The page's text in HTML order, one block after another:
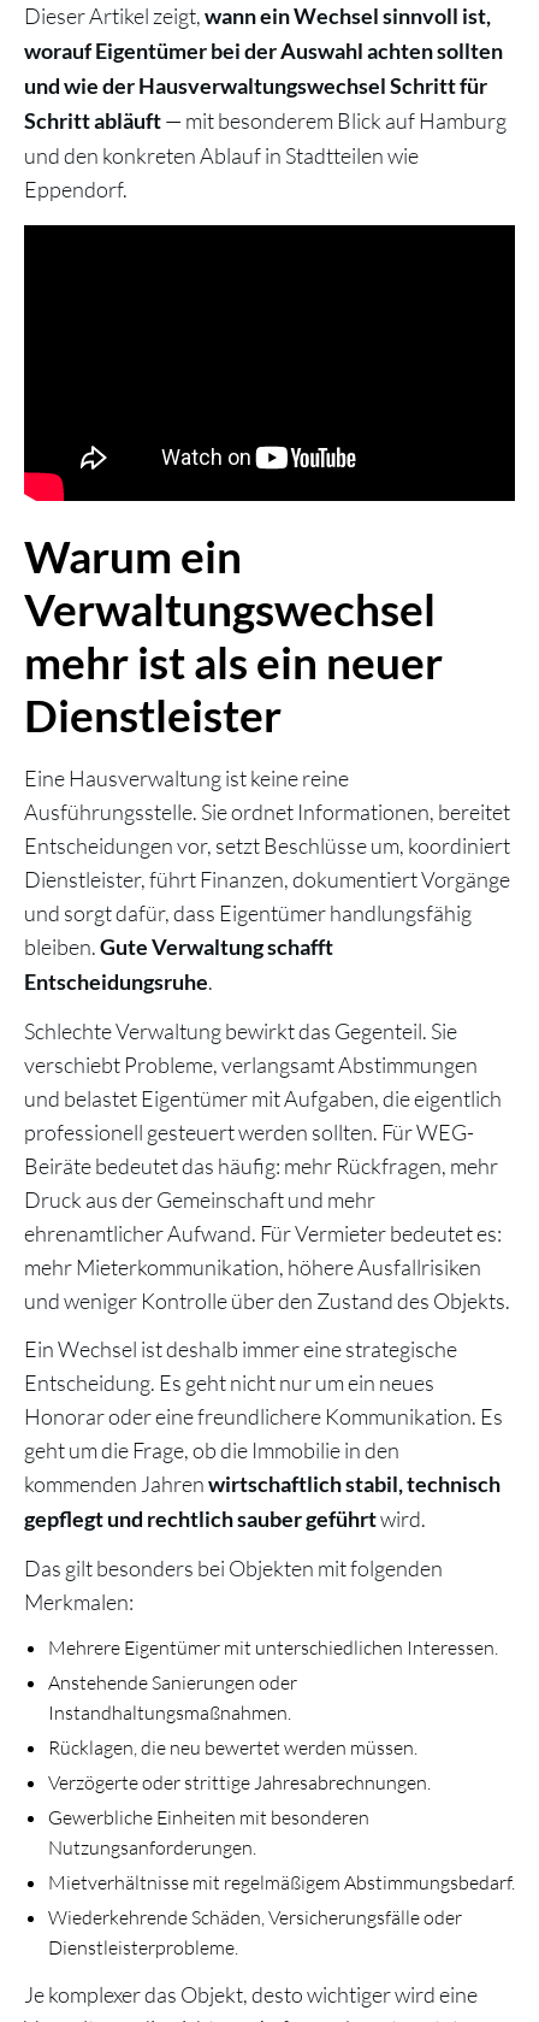
Dieser Artikel zeigt,wann ein Wechsel sinnvoll ist,
worauf Eigentümer bei der Auswahl achten sollten
und wie der Hausverwaltungswechsel Schritt für
Schritt abläuft— mit besonderem Blick auf Hamburg
und den konkreten Ablauf in Stadtteilen wie
Eppendorf.
Warum ein
Verwaltungswechsel
mehr ist als ein neuer
Dienstleister
Eine Hausverwaltung ist keine reine
Ausführungsstelle. Sie ordnet Informationen, bereitet
Entscheidungen vor, setzt Beschlüsse um, koordiniert
Dienstleister, führt Finanzen, dokumentiert Vorgänge
und sorgt dafür, dass Eigentümer handlungsfähig
bleiben.Gute Verwaltung schafft
Entscheidungsruhe.
Schlechte Verwaltung bewirkt das Gegenteil. Sie
verschiebt Probleme, verlangsamt Abstimmungen
und belastet Eigentümer mit Aufgaben, die eigentlich
professionell gesteuert werden sollten. Für WEG-
Beiräte bedeutet das häufig: mehr Rückfragen, mehr
Druck aus der Gemeinschaft und mehr
ehrenamtlicher Aufwand. Für Vermieter bedeutet es:
mehr Mieterkommunikation, höhere Ausfallrisiken
und weniger Kontrolle über den Zustand des Objekts.
Ein Wechsel ist deshalb immer eine strategische
Entscheidung. Es geht nicht nur um ein neues
Honorar oder eine freundlichere Kommunikation. Es
geht um die Frage, ob die Immobilie in den
kommenden Jahrenwirtschaftlich stabil, technisch
gepflegt und rechtlich sauber geführtwird.
Das gilt besonders bei Objekten mit folgenden
Merkmalen:
Mehrere Eigentümer mit unterschiedlichen Interessen.
Anstehende Sanierungen oder
Instandhaltungsmaßnahmen.
Rücklagen, die neu bewertet werden müssen.
Verzögerte oder strittige Jahresabrechnungen.
Gewerbliche Einheiten mit besonderen
Nutzungsanforderungen.
Mietverhältnisse mit regelmäßigem Abstimmungsbedarf.
Wiederkehrende Schäden, Versicherungsfälle oder
Dienstleisterprobleme.
Je komplexer das Objekt, desto wichtiger wird eine